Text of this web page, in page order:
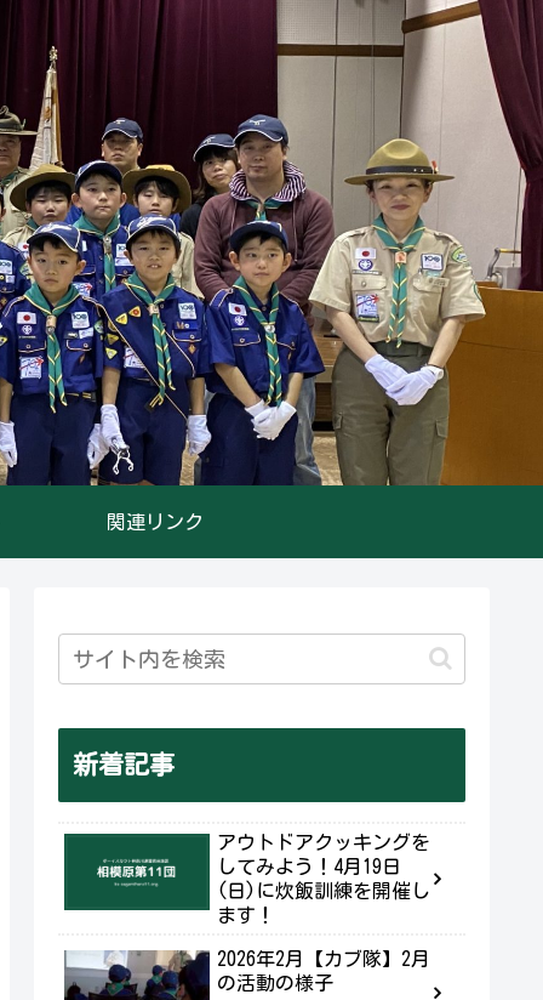
関連リンク
新着記事
アウトドアクッキングを
してみよう！4月19日
(日)に炊飯訓練を開催し
ます！
2026年2月【カブ隊】2月
の活動の様子